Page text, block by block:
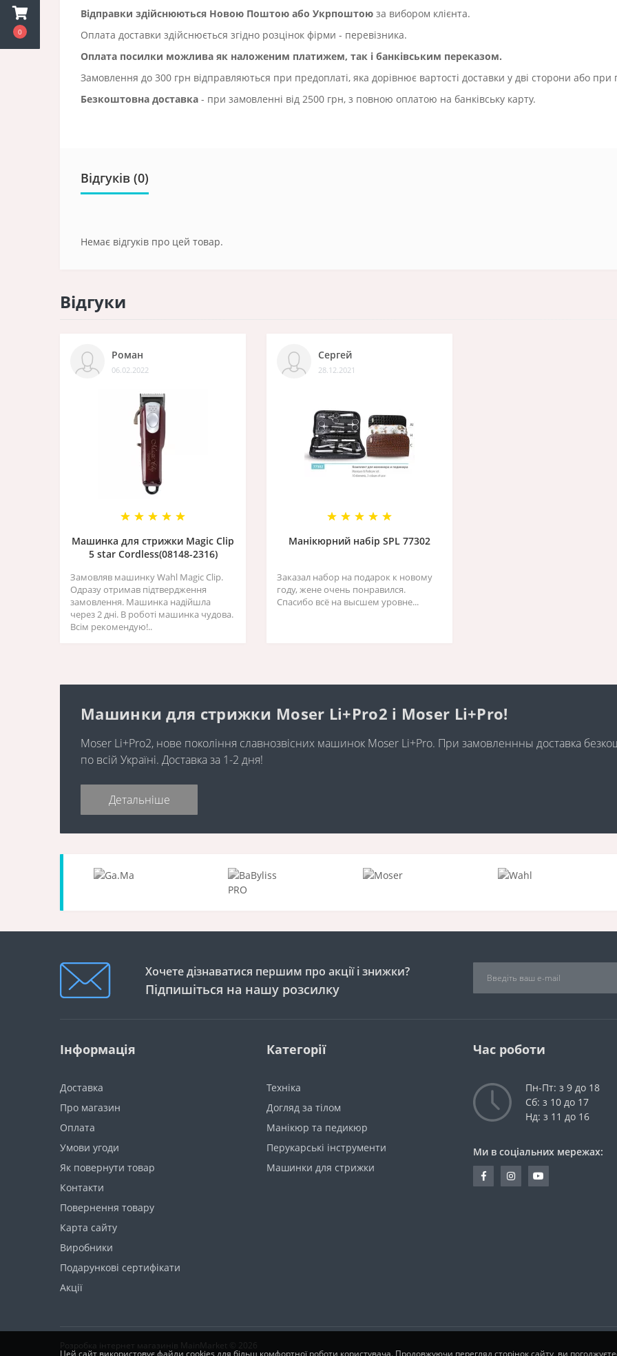
0
Відправки здійснюються Новою Поштою або Укрпоштою за вибором клієнта.
Оплата доставки здійснюється згідно розцінок фірми - перевізника.
Оплата посилки можлива як наложеним платижем, так і банківським переказом.
Замовлення до 300 грн відправляються при предоплаті, яка дорівнює вартості доставки у дві сторони або при
Безкоштовна доставка - при замовленні від 2500 грн, з повною оплатою на банківську карту.
Відгуків (0)
Немає відгуків про цей товар.
Відгуки
Роман
06.02.2022
Машинка для стрижки Magic Clip
5 star Cordless(08148-2316)
Замовляв машинку Wahl Magic Clip.
Одразу отримав підтвердження
замовлення. Машинка надійшла
через 2 дні. В роботі машинка чудова.
Всім рекомендую!..
Сергей
28.12.2021
Манікюрний набір SPL 77302
Заказал набор на подарок к новому
году, жене очень понравился.
Спасибо всё на высшем уровне...
Машинки для стрижки Moser Li+Pro2 і Moser Li+Pro!
Moser Li+Pro2, нове покоління славнозвісних машинок Moser Li+Pro. При замовленнны доставка
по всій Україні. Доставка за 1-2 дня!
Детальніше
Хочете дізнаватися першим про акції і знижки?
Підпишіться на нашу розсилку
Інформація
Доставка
Про магазин
Оплата
Умови угоди
Як повернути товар
Контакти
Повернення товару
Карта сайту
Виробники
Подарункові сертифікати
Акції
Категорії
Техніка
Догляд за тілом
Манікюр та педикюр
Перукарcькі інструменти
Машинки для стрижки
Час роботи
Пн-Пт: з 9 до 18
Сб: з 10 до 17
Нд: з 11 до 16
Ми в соціальних мережах:
Розробка інтернет магазинів MainMarket © 2026
Цей сайт використовує файли cookies для більш комфортної роботи користувача. Продовжуючи перегляд сторінок сайту, ви